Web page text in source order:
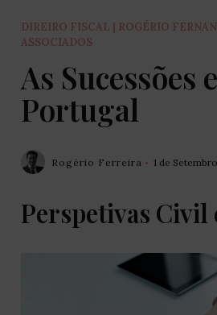
DIREIRO FISCAL | ROGÉRIO
ASSOCIADOS
As Sucessões
Portugal
Rogério Ferreira 1 de
Perspetivas Civil